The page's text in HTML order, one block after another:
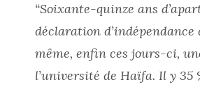
“Soixante-quinze ans
déclaration
même, enfin ces jours-ci,
l’université de Haïfa. Il y 35